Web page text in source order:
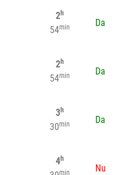
2h
54min Da
2h
54min Da
3h
30min Da
4h
min Nu